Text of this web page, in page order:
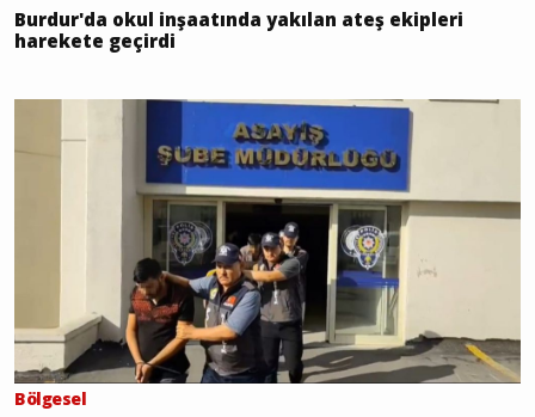
Burdur'da okul inşaatında yakılan ateş ekipleri
harekete geçirdi
Bölgesel